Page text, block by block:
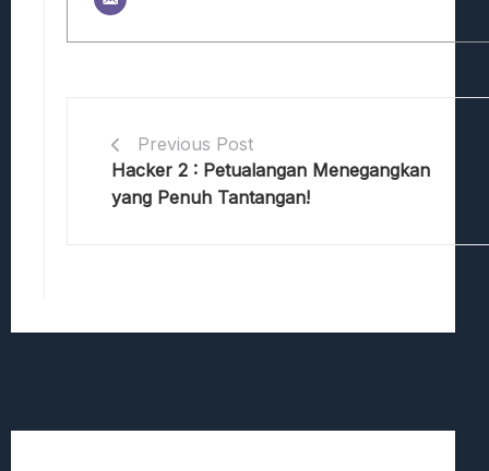
Previous Post
Hacker 2 : Petualangan Menegangkan
yang Penuh Tantangan!